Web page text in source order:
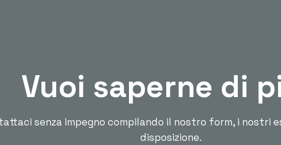
Vuoi saperne di
senza impegno compilando il nostro form, i nostri
disposizione.